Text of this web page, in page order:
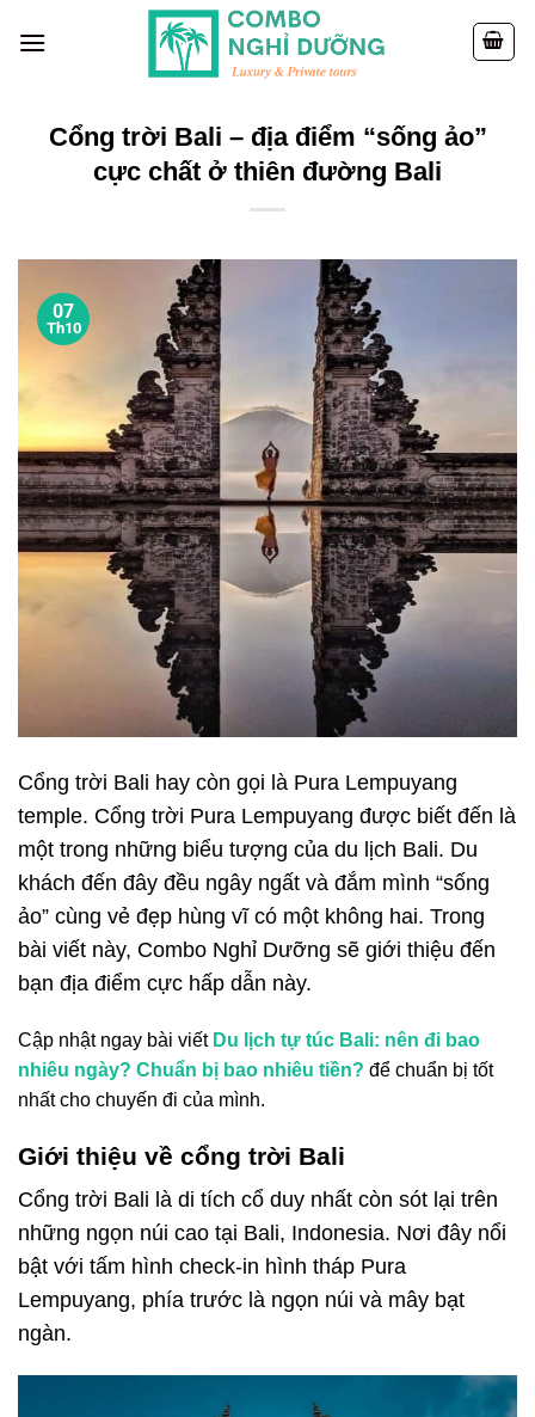
Cổng trời Bali – địa điểm “sống ảo”
cực chất ở thiên đường Bali
07
Th10
Cổng trời Bali hay còn gọi là Pura Lempuyang
temple. Cổng trời Pura Lempuyang được biết đến là
một trong những biểu tượng của du lịch Bali. Du
khách đến đây đều ngây ngất và đắm mình “sống
ảo” cùng vẻ đẹp hùng vĩ có một không hai. Trong
bài viết này, Combo Nghỉ Dưỡng sẽ giới thiệu đến
bạn địa điểm cực hấp dẫn này.
Cập nhật ngay bài viết Du lịch tự túc Bali: nên đi bao
nhiêu ngày? Chuẩn bị bao nhiêu tiền? để chuẩn bị tốt
nhất cho chuyến đi của mình.
Giới thiệu về cổng trời Bali
Cổng trời Bali là di tích cổ duy nhất còn sót lại trên
những ngọn núi cao tại Bali, Indonesia. Nơi đây nổi
bật với tấm hình check-in hình tháp Pura
Lempuyang, phía trước là ngọn núi và mây bạt
ngàn.